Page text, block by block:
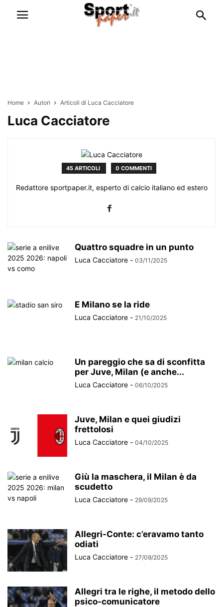
Home Autori Articoli di Luca Cacciatore
Luca Cacciatore
45 ARTICOLI 0 COMMENTI
Redattore sportpaper.it, esperto di calcio italiano ed estero
Quattro squadre in un punto
Luca Cacciatore - 03/11/2025
E Milano se la ride
Luca Cacciatore - 21/10/2025
Un pareggio che sa di sconfitta
per Juve, Milan (e anche...
Luca Cacciatore - 06/10/2025
Juve, Milan e quei giudizi
frettolosi
Luca Cacciatore - 04/10/2025
Giù la maschera, il Milan è da
scudetto
Luca Cacciatore - 29/09/2025
Allegri-Conte: c’eravamo tanto
odiati
Luca Cacciatore - 27/09/2025
Allegri tra le righe, il metodo dello
psico-comunicatore